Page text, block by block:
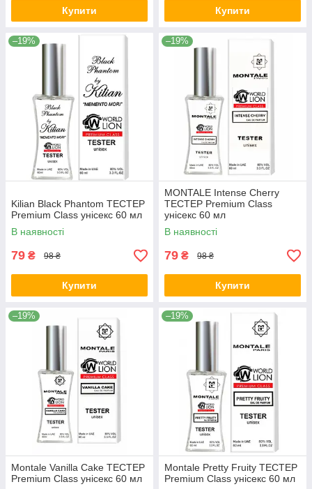
Купити Купити
–19%
Kilian Black Phantom ТЕСТЕР
Premium Class унісекс 60 мл
В наявності
79 ₴ 98 ₴
Купити
–19%
MONTALE Intense Cherry
ТЕСТЕР Premium Class
унісекс 60 мл
В наявності
79 ₴ 98 ₴
Купити
–19%
Montale Vanilla Cake ТЕСТЕР
Premium Class унісекс 60 мл
–19%
Montale Pretty Fruity ТЕСТЕР
Premium Class унісекс 60 мл